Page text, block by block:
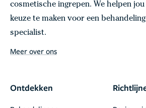
cosmetische ingrepen. We helpen
keuze te maken voor een
specialist.
Meer over ons
Ontdekken